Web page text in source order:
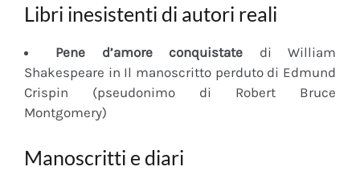
Libri inesistenti di autori reali
Pene d’amore conquistate di William
Shakespeare in Il manoscritto perduto di Edmund
Crispin (pseudonimo di Robert Bruce
Montgomery)
Manoscritti e diari